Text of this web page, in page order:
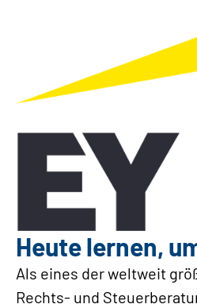
Heute lernen,
Als eines der weltweit
Rechts- und